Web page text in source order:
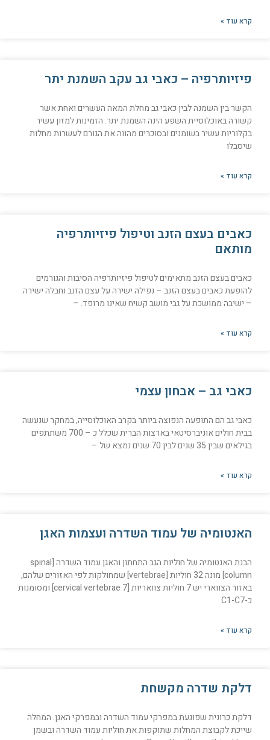
קרא עוד »
פיזיותרפיה – כאבי גב עקב השמנת יתר
הקשר בין השמנה לבין כאבי גב מחלת המאה העשרים ואחת אשר
קשורה באוכלוסיית השפע הינה השמנת יתר. הזמינות למזון עשיר
בקלוריות עשיר בשומנים ובסוכרים מהווה את הגורם לעשרות מחלות
שיסבלו
קרא עוד »
כאבים בעצם הזנב וטיפול פיזיותרפיה
מותאם
כאבים בעצם הזנב מתאימים לטיפול פיזיותרפיה הסיבות והגורמים
להופעת כאבים בעצם הזנב – נפילה ישירה על עצם הזנב וחבלה ישירה.
– ישיבה ממושכת על גבי מושב קשיח שאינו מרופד. –
קרא עוד »
כאבי גב – אבחון עצמי
כאבי גב הם התופעה הנפוצה ביותר בקרב האוכלוסייה, במחקר שנעשה
בבית חולים אוניברסיטאי בארצות הברית שכלל כ – 700 משתתפים
בגילאים שבין 35 שנים לבין 70 שנים נמצא של –
קרא עוד »
האנטומיה של עמוד השדרה ועצמות האגן
הבנת האנטומיה של חוליות הגב התחתון והאגן עמוד השדרה [spinal
column] מונה 32 חוליות [vertebrae] שמחולקות לפי האזורים שלהם,
באזור הצווארי יש 7 חוליות צוואריות [7 cervical vertebrae] ומסומנות
כ-C1-C7
קרא עוד »
דלקת שדרה מקשחת
דלקת כרונית שפוגעת במפרקי עמוד השדרה ובמפרקי האגן. המחלה
שייכת לקבוצת המחלות שתוקפות את חוליות עמוד השדרה ובשמן